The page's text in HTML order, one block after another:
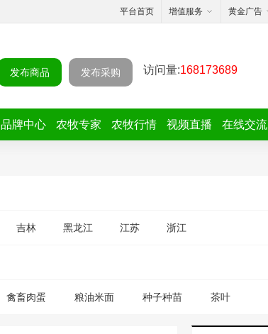
平台首页 增值服务 黄金广告
访问量:168173689
发布采购
发布商品
品牌中心 农牧专家 农牧行情 视频直播 在线交流
吉林 黑龙江 江苏 浙江
禽畜肉蛋 粮油米面 种子种苗 茶叶